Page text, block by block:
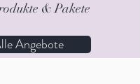
& Pakete
Angebote